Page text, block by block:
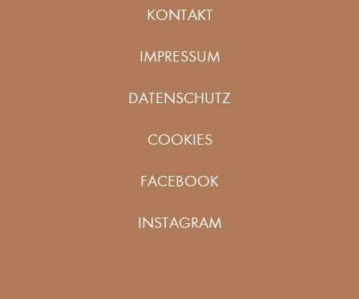
KONTAKT
IMPRESSUM
DATENSCHUTZ
COOKIES
FACEBOOK
INSTAGRAM